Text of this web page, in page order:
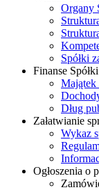
Organy
Spółki
Finanse Spółki
Majątek
Dług
Załatwianie
Wykaz
Ogłoszenia o